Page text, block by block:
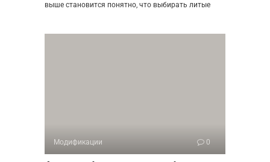
выше становится понятно, что выбирать литые
Модификации 0